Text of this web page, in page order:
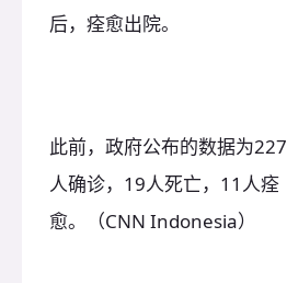
后，痊愈出院。
此前，政府公布的数据为227
人确诊，19人死亡，11人痊
愈。（CNN Indonesia）